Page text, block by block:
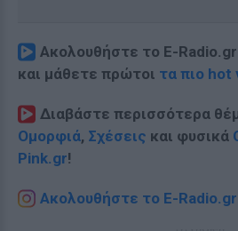
Ακολουθήστε το E-
και μάθετε πρώτοι τα πιο hot
Διαβάστε περισσότερα
Ομορφιά, Σχέσεις και φυσικά
Pink.gr!
Ακολουθήστε το E-